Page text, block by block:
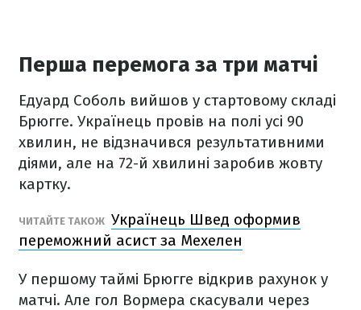
Перша перемога за три матчі
Едуард Соболь вийшов у стартовому складі
Брюгге. Українець провів на полі усі 90
хвилин, не відзначився результативними
діями, але на 72-й хвилині заробив жовту
картку.
ЧИТАЙТЕ ТАКОЖ Українець Швед оформив
переможний асист за Мехелен
У першому таймі Брюгге відкрив рахунок у
матчі. Але гол Вормера скасували через